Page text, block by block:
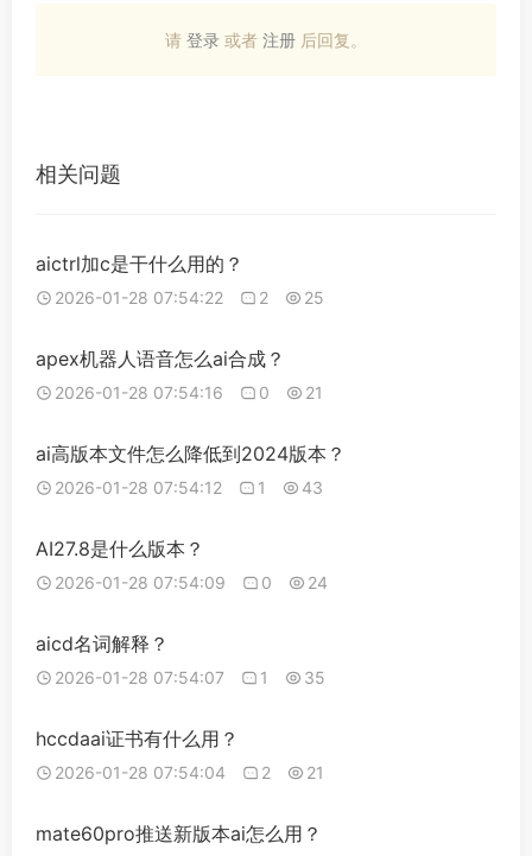
请 登录 或者 注册 后回复。
相关问题
aictrl加c是干什么用的？
2026-01-28 07:54:22 2 25
apex机器人语音怎么ai合成？
2026-01-28 07:54:16 0 21
ai高版本文件怎么降低到2024版本？
2026-01-28 07:54:12 1 43
AI27.8是什么版本？
2026-01-28 07:54:09 0 24
aicd名词解释？
2026-01-28 07:54:07 1 35
hccdaai证书有什么用？
2026-01-28 07:54:04 2 21
mate60pro推送新版本ai怎么用？